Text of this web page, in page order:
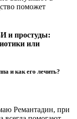
поможет
и простуды:
или
и как его лечить?
Ремантадин, при